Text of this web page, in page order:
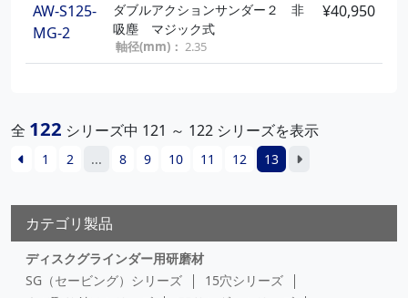
AW-S125-
MG-2
ダブルアクションサンダー２ 非
吸塵 マジック式
軸径(mm)： 2.35
¥40,950
全 122 シリーズ中 121 ～ 122 シリーズを表示
1 2 ... 8 9 10 11 12 13
カテゴリ製品
ディスクグラインダー用研磨材
SG（セービング）シリーズ
15穴シリーズ